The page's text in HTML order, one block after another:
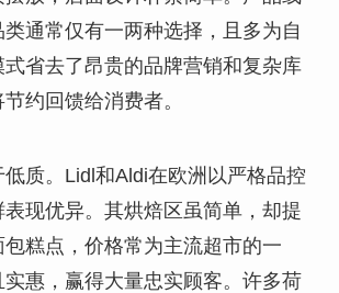
通常仅有一两种选择，且多为自
省去了昂贵的品牌营销和复杂库
约回馈给消费者。
质。Lidl和Aldi在欧洲以严格品控
现优异。其烘焙区虽简单，却提
糕点，价格常为主流超市的一
惠，赢得大量忠实顾客。许多荷